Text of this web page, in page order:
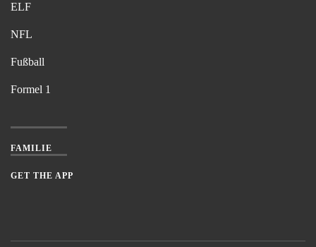
ELF
NFL
Fußball
Formel 1
FAMILIE
GET THE APP